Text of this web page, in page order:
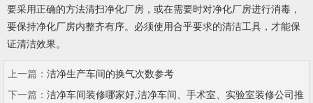
要采用正确的方法清扫净化厂房，或在需要时对净化厂房进行消毒，
要保持净化厂房内整齐有序。必须使用合乎要求的清洁工具，才能保
证清洁效果。
上一篇： 洁净生产车间的换气次数参考
下一篇： 洁净车间装修哪家好,洁净车间、手术室、实验室装修公司推